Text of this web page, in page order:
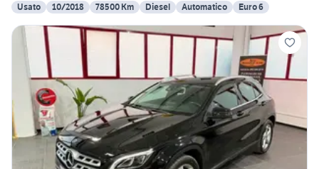
Usato
10/2018 78500 Km Diesel Automatico Euro 6